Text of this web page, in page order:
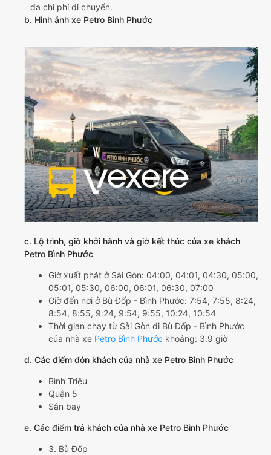
đa chi phí di chuyển.
b. Hình ảnh xe Petro Bình Phước
c. Lộ trình, giờ khởi hành và giờ kết thúc của xe khách
Petro Bình Phước
Giờ xuất phát ở Sài Gòn: 04:00, 04:01, 04:30, 05:00,
05:01, 05:30, 06:00, 06:01, 06:30, 07:00
Giờ đến nơi ở Bù Đốp - Bình Phước: 7:54, 7:55, 8:24,
8:54, 8:55, 9:24, 9:54, 9:55, 10:24, 10:54
Thời gian chạy từ Sài Gòn đi Bù Đốp - Bình Phước
của nhà xe Petro Bình Phước khoảng: 3.9 giờ
d. Các điểm đón khách của nhà xe Petro Bình Phước
Bình Triệu
Quận 5
Sân bay
e. Các điểm trả khách của nhà xe Petro Bình Phước
3. Bù Đốp